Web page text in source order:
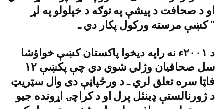
او د صحافت د پيشې په توګه د خپلولو په لړ
کښې مرسته ورکول پکار دي ـ “
د ٢٠٠١ء نه راپه ديخوا پاکستان کښې خواؤشا
سل صحافيان وژلي شوي دي چې پکښې ١٢
فاټا سره تعلق لري ـ د ورځپاڼې دى وال سټريټ
د ژورنالستې ډينئل پرل او د کراچۍ اړونده جيو